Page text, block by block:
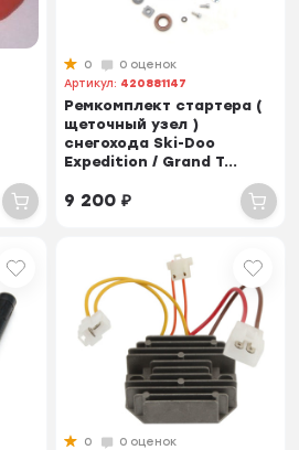
0
0 оценок
Артикул: 420881147
Ремкомплект стартера (
щеточный узел )
снегохода Ski-Doo
Expedition / Grand T...
9 200₽
0
0 оценок